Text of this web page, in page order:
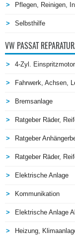
Pflegen, Reinigen,
Selbsthilfe
VW PASSAT
4-Zyl.
Fahrwerk, Achsen,
Bremsanlage
Ratgeber Räder,
Ratgeber
Ratgeber Räder,
Elektrische Anlage
Kommunikation
Elektrische Anlage
Heizung,